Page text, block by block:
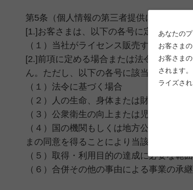
第5条（個人情報の第三者提供について）
[1.]お客さまは、以下の各号に定めるお
（１）当社がライセンス販売する商材に
[2.]前項に定める場合または法令で認め
ん。ただし、以下の各号に該当する場合
（１）法令に基づく場合
（２）人の生命、身体または財産の保護
（３）公衆衛生の向上または児童の健全
（４）国の機関もしくは地方公共団体ま
まの同意を得ることにより当該事務の遂
（５）取得・利用目的の達成に必要な範
（６）合併その他の事由による事業の承
あなたの
お客さま
お客さま
されます
ライズさ